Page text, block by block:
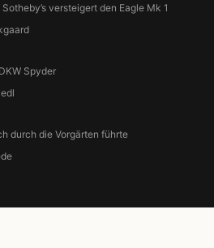
versteigert den Eagle Mk 1
Spyder
durch die Vorgärten führte